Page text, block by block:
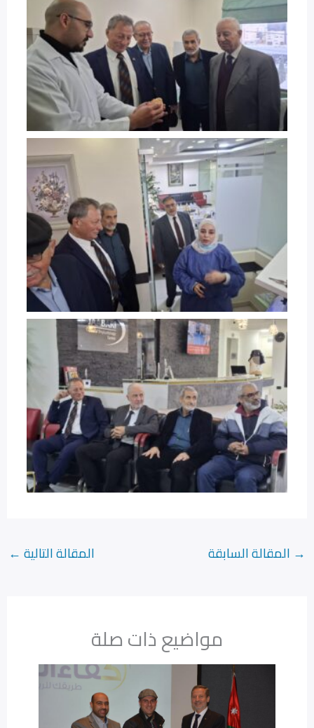
→ المقالة السابقة المقالة التالية ←
مواضيع ذات صلة